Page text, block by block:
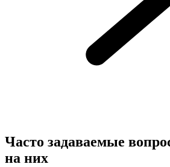
Часто задаваемые
на них